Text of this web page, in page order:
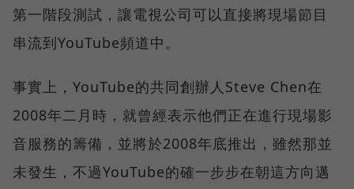
第一階段測試，讓電視公司可以直接將現場節目
串流到YouTube頻道中。
事實上，YouTube的共同創辦人Steve Chen在
2008年二月時，就曾經表示他們正在進行現場影
音服務的籌備，並將於2008年底推出，雖然那並
未發生，不過YouTube的確一步步在朝這方向邁